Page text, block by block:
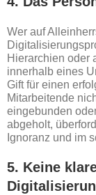
Wer auf
Hierarchien oder
innerhalb eines
Gift für einen
Mitarbeitende
eingebunden
abgeholt,
Ignoranz und im
5. Keine